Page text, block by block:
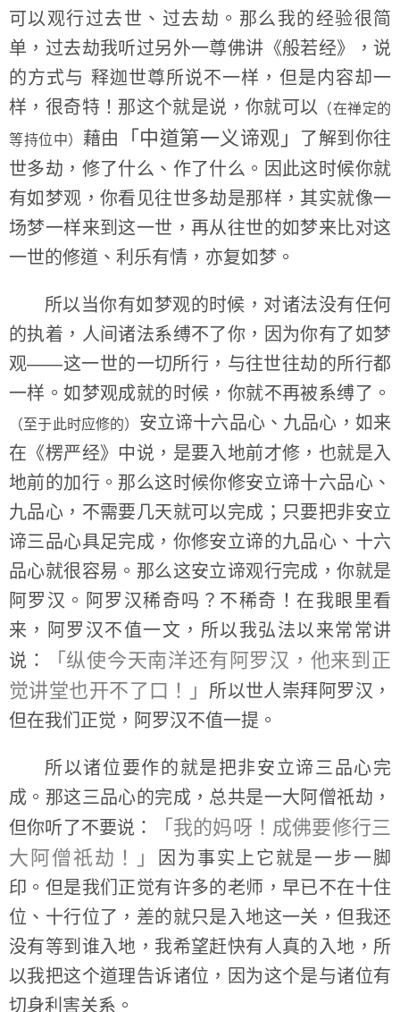
可以观行过去世、过去劫。那么我的经验很简
单，过去劫我听过另外一尊佛讲《般若经》，说
的方式与 释迦世尊所说不一样，但是内容却一
样，很奇特！那这个就是说，你就可以 （在禅定的
等持位中） 藉由 「中道第一义谛观」
了解到你往
世多劫，修了什么、作了什么。因此这时候你就
有如梦观，你看见往世多劫是那样，其实就像一
场梦一样来到这一世，再从往世的如梦来比对这
一世的修道、利乐有情，亦复如梦。
所以当你有如梦观的时候，对诸法没有任何
的执着，人间诸法系缚不了你，因为你有了如梦
观——这一世的一切所行，与往世往劫的所行都
一样。如梦观成就的时候，你就不再被系缚了。
（至于此时应修的） 安立谛十六品心、九品心，如来
在《楞严经》中说，是要入地前才修，也就是入
地前的加行。那么这时候你修安立谛十六品心、
九品心，不需要几天就可以完成；只要把非安立
谛三品心具足完成，你修安立谛的九品心、十六
品心就很容易。那么这安立谛观行完成，你就是
阿罗汉。阿罗汉稀奇吗？不稀奇！在我眼里看
来，阿罗汉不值一文，所以我弘法以来常常讲
说：
「纵使今天南洋还有阿罗汉，他来到正
觉讲堂也开不了口！」
所以世人崇拜阿罗汉，
但在我们正觉，阿罗汉不值一提。
所以诸位要作的就是把非安立谛三品心完
成。那这三品心的完成，总共是一大阿僧祇劫，
但你听了不要说：
「我的妈呀！成佛要修行三
大阿僧祇劫！」
因为事实上它就是一步一脚
印。但是我们正觉有许多的老师，早已不在十住
位、十行位了，差的就只是入地这一关，但我还
没有等到谁入地，我希望赶快有人真的入地，所
以我把这个道理告诉诸位，因为这个是与诸位有
切身利害关系。